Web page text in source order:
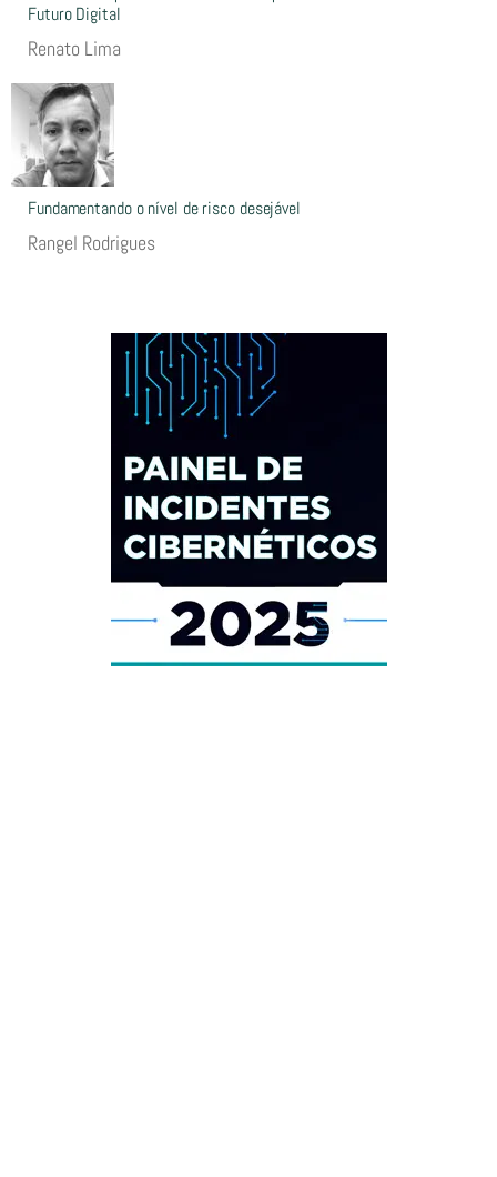
Futuro Digital
Renato Lima
Fundamentando o nível de risco desejável
Rangel Rodrigues